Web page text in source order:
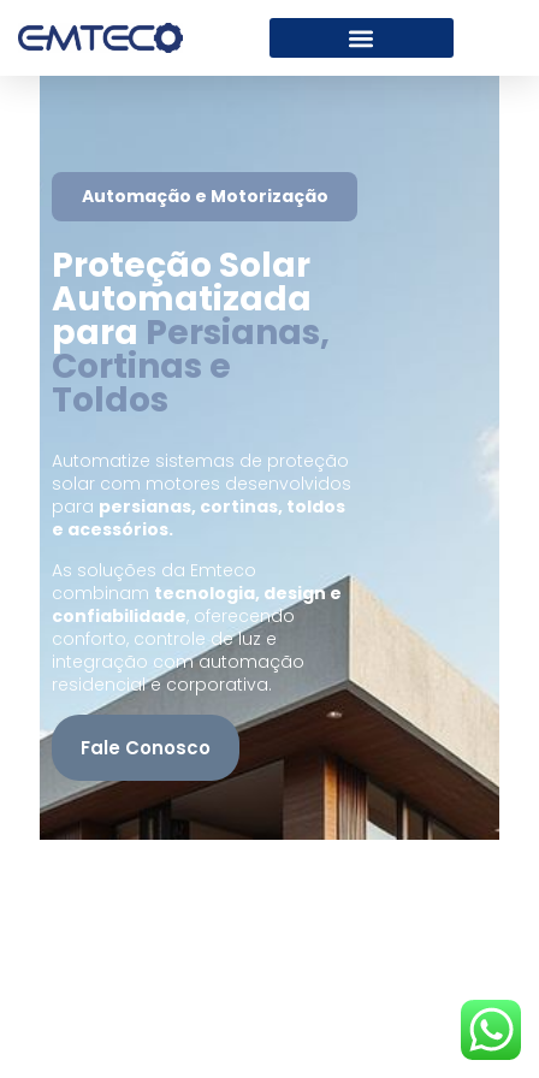
Automação e Motorização
Proteção Solar
Automatizada
para Persianas,
Cortinas e
Toldos
Automatize sistemas de proteção
solar com motores desenvolvidos
para persianas, cortinas, toldos
e acessórios.
As soluções da Emteco
combinam tecnologia, design e
confiabilidade, oferecendo
conforto, controle de luz e
integração com automação
residencial e corporativa.
Fale Conosco